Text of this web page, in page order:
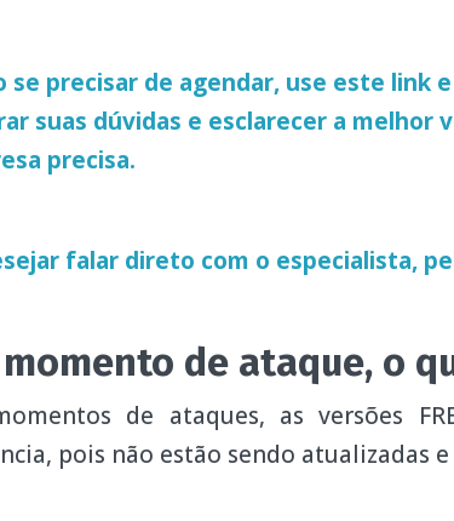
se precisar de agendar, use este link
suas dúvidas e esclarecer a melhor
precisa.
falar direto com o especialista,
momento de ataque, o
de ataques, as versões
pois não estão sendo atualizadas